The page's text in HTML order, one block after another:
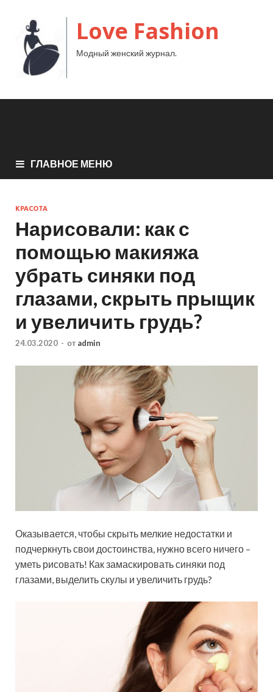
Love Fashion
Модный женский журнал.
ГЛАВНОЕ МЕНЮ
КРАСОТА
Нарисовали: как с
помощью макияжа
убрать синяки под
глазами, скрыть прыщик
и увеличить грудь?
24.03.2020 - от admin
Оказывается, чтобы скрыть мелкие недостатки и
подчеркнуть свои достоинства, нужно всего ничего –
уметь рисовать! Как замаскировать синяки под
глазами, выделить скулы и увеличить грудь?